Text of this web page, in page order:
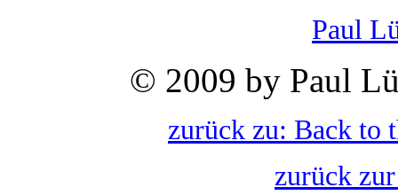
Paul
© 2009 by Paul
zurück zu: Back to
zurück